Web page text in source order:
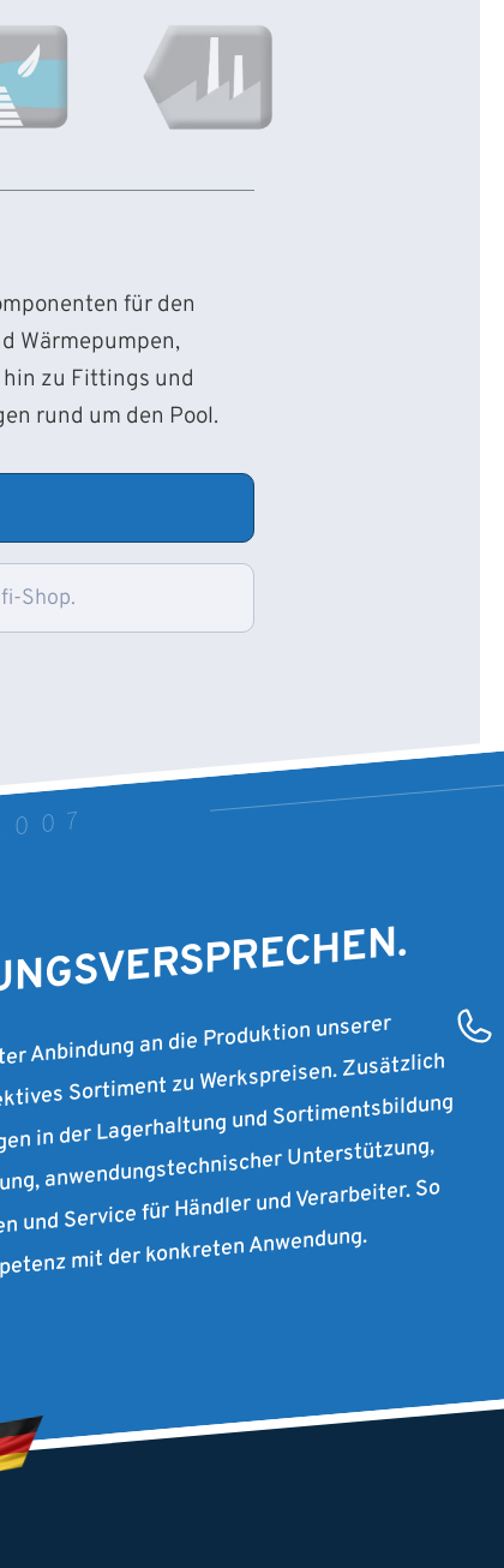
für den
Wärmepumpen,
zu Fittings und
rund um den Pool.
Shop.
Anbindung an die Produktion unserer
Sortiment zu Werkspreisen. Zusätzlich
in der Lagerhaltung und Sortimentsbildung
anwendungstechnischer Unterstützung,
Service für Händler und Verarbeiter. So
mit der konkreten Anwendung.